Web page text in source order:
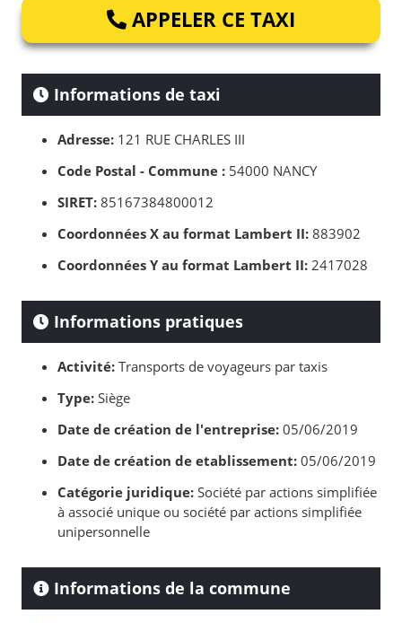
APPELER CE TAXI
Informations de taxi
Adresse: 121 RUE CHARLES III
Code Postal - Commune : 54000 NANCY
SIRET: 85167384800012
Coordonnées X au format Lambert II: 883902
Coordonnées Y au format Lambert II: 2417028
Informations pratiques
Activité: Transports de voyageurs par taxis
Type: Siège
Date de création de l'entreprise: 05/06/2019
Date de création de etablissement: 05/06/2019
Catégorie juridique: Société par actions simplifiée
à associé unique ou société par actions simplifiée
unipersonnelle
Informations de la commune